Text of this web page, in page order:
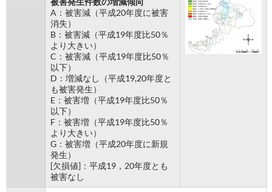
A：被害減（平成20年度に被害
消失）
B：被害減（平成19年度比50％
より大きい）
C：被害減（平成19年度比50％
以下）
D：増減なし（平成19,20年度と
も被害発生）
E：被害増（平成19年度比50％
以下）
F：被害増（平成19年度比50％
より大きい）
G：被害増（平成20年度に新規
発生）
[欠損値]：平成19，20年度とも
被害なし